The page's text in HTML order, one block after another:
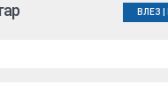
ВЛЕЗ